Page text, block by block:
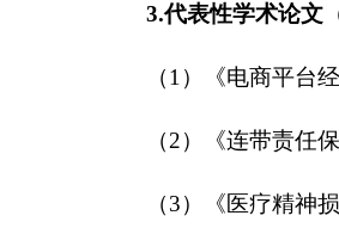
3.代表性学术论文
（1）《电商平台
（2）《连带责任
（3）《医疗精神